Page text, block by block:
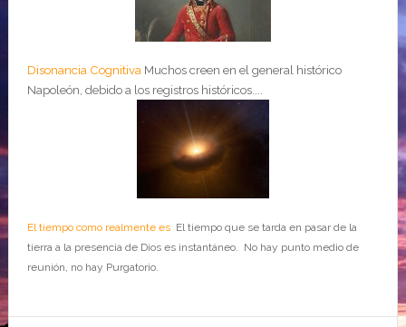
Disonancia Cognitiva Muchos creen en el general histórico
Napoleón, debido a los registros históricos....
El tiempo como realmente esEl tiempo que se tarda en pasar de la
tierra a la presencia de Dios es instantáneo. No hay punto medio de
reunión, no hay Purgatorio.